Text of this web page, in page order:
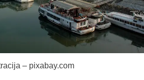
– pixabay.com